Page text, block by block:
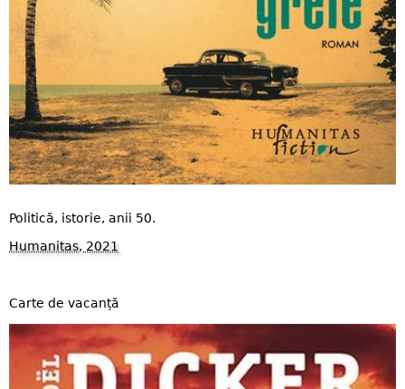
Politică, istorie, anii 50.
Humanitas, 2021
Carte de vacanță